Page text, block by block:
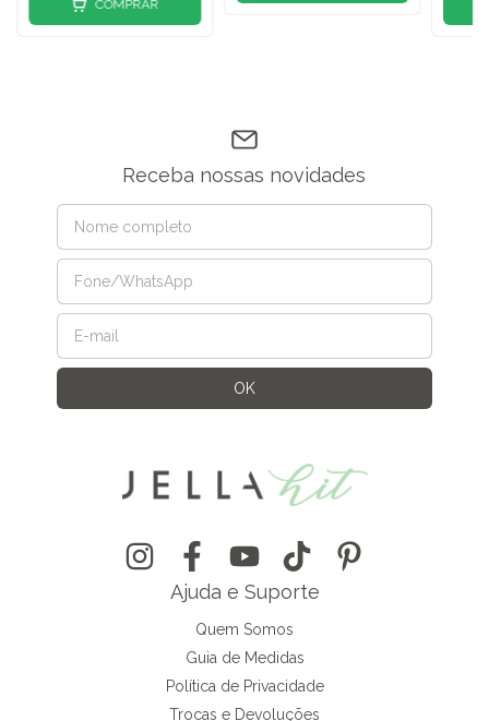
COMPRAR
Receba nossas novidades
Ajuda e Suporte
Quem Somos
Guia de Medidas
Política de Privacidade
Trocas e Devoluções